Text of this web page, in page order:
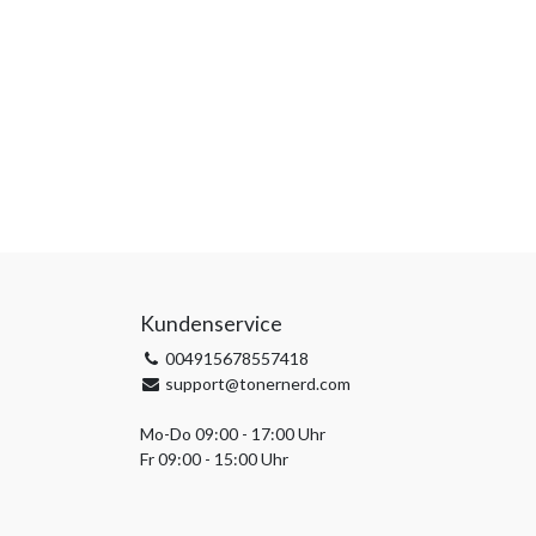
Kundenservice
004915678557418
support@tonernerd.com
Mo-Do 09:00 - 17:00 Uhr
Fr 09:00 - 15:00 Uhr